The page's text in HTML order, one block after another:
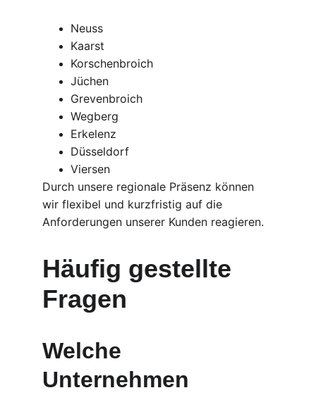
Neuss
Kaarst
Korschenbroich
Jüchen
Grevenbroich
Wegberg
Erkelenz
Düsseldorf
Viersen
Durch unsere regionale Präsenz können
wir flexibel und kurzfristig auf die
Anforderungen unserer Kunden reagieren.
Häufig gestellte
Fragen
Welche
Unternehmen